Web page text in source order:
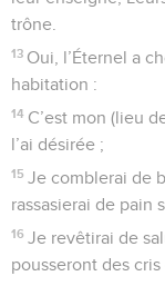
Qu'il est bon,
ensemble
1 Cantique des
toutes ses peines !
2 Il fit ce serment à
3
Je n’entrerai pas
pas sur le lit où je
4 Je ne donnerai ni
à mes paupières,